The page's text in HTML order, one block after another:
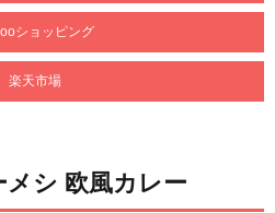
ショッピング
楽天市場
シ 欧風カレー